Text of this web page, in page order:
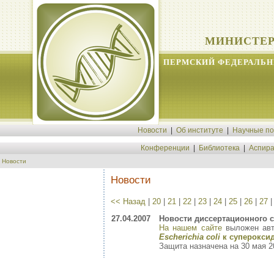
ПЕРМСКИЙ
Новости Об институте Научные
Конференции Библиотека
Новости
Новости
<< Назад | 20 | 21 | 22 | 23 | 24 | 25 | 26 | 27 |
27.04.2007
Новости диссертационного
На нашем сайтевыложен
Escherichia coli к
Защита назначена на 30 мая